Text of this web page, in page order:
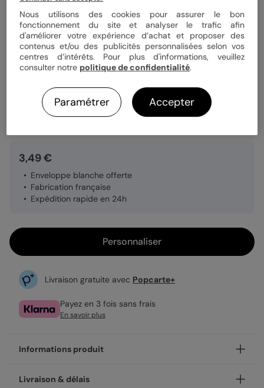
Format 12x17 cm
Papier Papier Satiné
Quantité 1 carte
3,49 €
Enveloppe blanche offerte
Fabrication française
Expédition rapide en 24h
Personnaliser
Livraison gratuite avec Popcarte+
Payez en 3 fois sans frais
En savoir plus
Informations produit
Personnalisez votre demande parrain marraine Dis-Moi
Livraison & délais
Nous utilisons des cookies pour assurer le bon
fonctionnement du site et analyser le trafic afin
d'améliorer votre expérience d’achat et proposer des
contenus et/ou des publicités personnalisées selon vos
centres d’intérêts. Pour plus d'informations, veuillez
consulter notre politique de confidentialité.
Paramétrer Accepter